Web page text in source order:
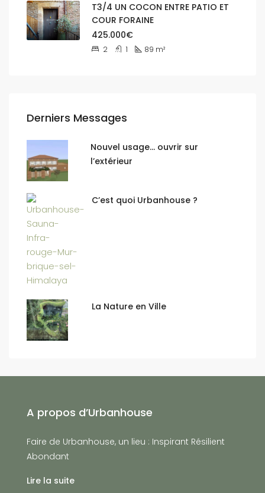
T3/4 UN COCON ENTRE PATIO ET
COUR FORAINE
425.000€
2 1 89 m²
Derniers Messages
Nouvel usage… ouvrir sur
l’extérieur
C’est quoi Urbanhouse ?
La Nature en Ville
A propos d’Urbanhouse
Faire de Urbanhouse, un lieu : Inspirant Résilient
Abondant
Lire la suite